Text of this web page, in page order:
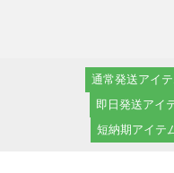
通常発送アイ
即日発送アイ
短納期アイテ